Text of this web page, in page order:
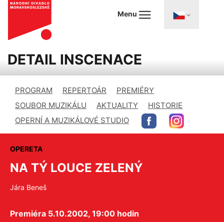
Menu
DETAIL INSCENACE
PROGRAM REPERTOÁR
PREMIÉRY
SOUBOR MUZIKÁLU
AKTUALITY
HISTORIE
OPERNÍ A MUZIKÁLOVÉ STUDIO
OPERETA
NA TÝ LOUCE ZELENÝ
Jára Beneš
Premiéra 5.10.2002, 19:00 hodin